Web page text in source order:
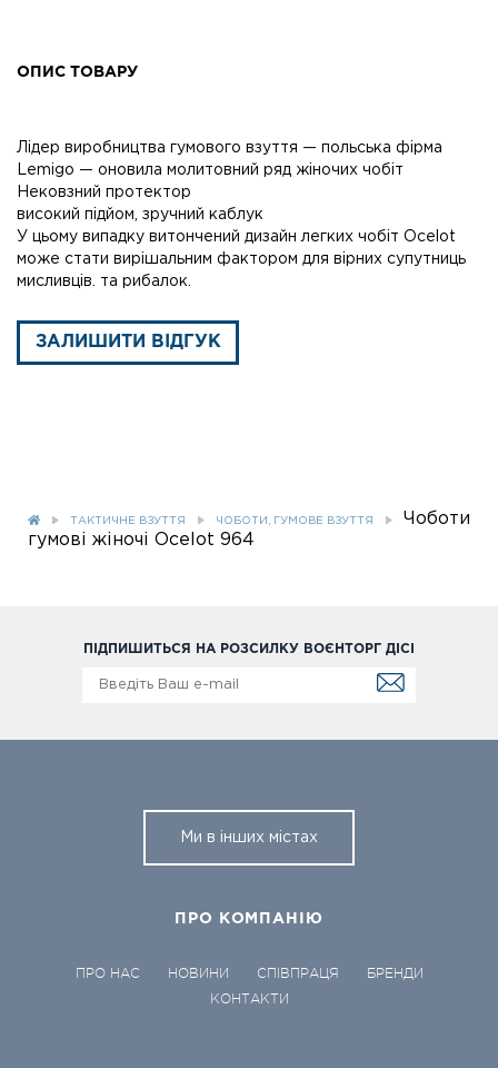
ОПИС ТОВАРУ
Лідер виробництва гумового взуття — польська фірма
Lemigo — оновила молитовний ряд жіночих чобіт
Нековзний протектор
високий підйом, зручний каблук
У цьому випадку витончений дизайн легких чобіт Ocelot
може стати вирішальним фактором для вірних супутниць
мисливців. та рибалок.
ЗАЛИШИТИ ВІДГУК
ТАКТИЧНЕ ВЗУТТЯ ЧОБОТИ, ГУМОВЕ ВЗУТТЯ
Чоботи
гумові жіночі Ocelot 964
ПІДПИШИТЬСЯ НА РОЗСИЛКУ ВОЄНТОРГ ДІСІ
Ми в інших містах
ПРО КОМПАНІЮ
ПРО НАС НОВИНИ СПІВПРАЦЯ
БРЕНДИ
КОНТАКТИ